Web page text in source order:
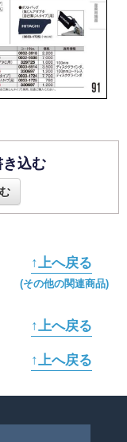
込む
↑上へ戻る
(その他の関連商品)
↑上へ戻る
↑上へ戻る